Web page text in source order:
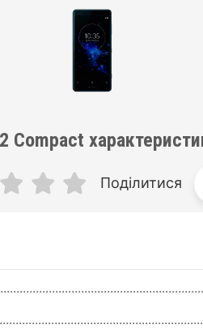
Compact
Поділитися